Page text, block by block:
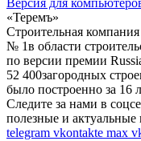
Версия для
«Теремъ»
Строительная компания
№ 1в области
по версии премии
52 400загородных
было построенно за 16
Следите за нами в
полезные и актуальные
telegram vkontakte max